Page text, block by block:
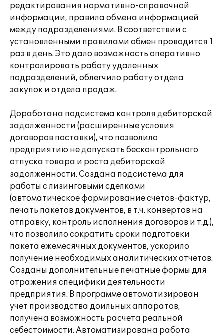
редактирования нормативно-справочной
информации, правила обмена информацией
между подразделениями. В соответствии с
установленными правилами обмен проводится 1
раз в день. Это дало возможность оперативно
контролировать работу удаленных
подразделений, облегчило работу отдела
закупок и отдела продаж.
Доработана подсистема контроля дебиторской
задолженности (расширенные условия
договоров поставки), что позволило
предприятию не допускать бесконтрольного
отпуска товара и роста дебиторской
задолженности. Создана подсистема для
работы с лизинговыми сделками
(автоматическое формирование счетов-фактур,
печать пакетов документов, в т.ч. конвертов на
отправку, контроль исполнения договоров и т.д.),
что позволило сократить сроки подготовки
пакета ежемесячных документов, ускорило
получение необходимых аналитических отчетов.
Созданы дополнительные печатные формы для
отражения специфики деятельности
предприятия. В программе автоматизирован
учет производства доильных аппаратов,
получена возможность расчета реальной
себестоимости. Автоматизирована работа